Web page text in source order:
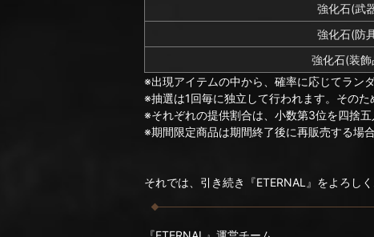
強化石(武
強化石(防
強化石(装飾
※出現アイテムの中から、確率に応じてラン
※抽選は1回毎に独立して行われます。その
※それぞれの提供割合は、小数第3位を四捨
※期間限定商品は期間終了後に再販売する場合
それでは、引き続き『ETERNAL』をよろしく